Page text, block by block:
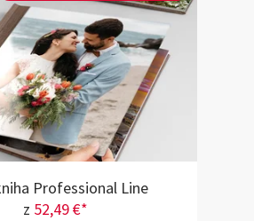
Professional Line
z 52,49 €*